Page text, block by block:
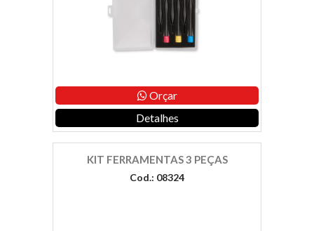
Orçar
Detalhes
KIT FERRAMENTAS 3 PEÇAS
Cod.: 08324